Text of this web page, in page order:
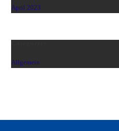
April 2023
Allgemein